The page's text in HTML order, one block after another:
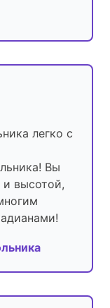
легко с
Вы
и высотой,